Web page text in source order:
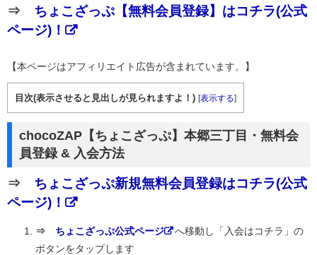
⇒ ちょこざっぷ【無料会員登録】はコチラ(公式
ページ)！
【本ページはアフィリエイト広告が含まれています。】
目次(表示させると見出しが見られますよ！) [表示する]
chocoZAP【ちょこざっぷ】本郷三丁目・無料会
員登録 & 入会方法
⇒ ちょこざっぷ新規無料会員登録はコチラ(公式
ページ)！
⇒ ちょこざっぷ公式ページ
へ移動し「入会はコチラ」の
ボタンをタップします